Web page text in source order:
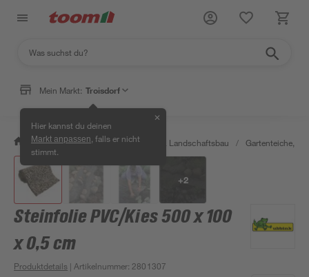
Mein Markt: Troisdorf
Hier kannst du deinen
Markt anpassen , falls er nicht
stimmt.
✕
/ Garten & Freizeit / Gartenbau & Landschaftsbau / Gartenteiche,
+2
Steinfolie PVC/Kies 500 x 100
x 0,5 cm
Produktdetails | Artikelnummer: 2801307